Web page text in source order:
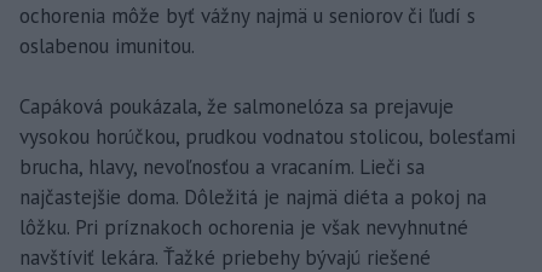
ochorenia môže byť vážny najmä u seniorov či ľudí s
oslabenou imunitou.
Capáková poukázala, že salmonelóza sa prejavuje
vysokou horúčkou, prudkou vodnatou stolicou, bolesťami
brucha, hlavy, nevoľnosťou a vracaním. Lieči sa
najčastejšie doma. Dôležitá je najmä diéta a pokoj na
lôžku. Pri príznakoch ochorenia je však nevyhnutné
navštíviť lekára. Ťažké priebehy bývajú riešené